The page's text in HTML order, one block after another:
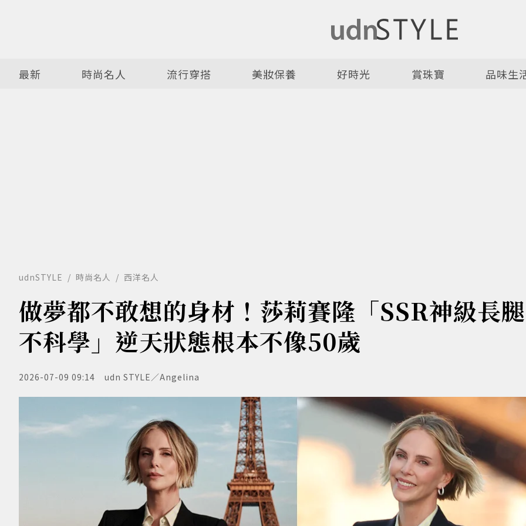
最新 時尚名人 流行穿搭 美妝保養 好時光 賞珠寶 品味生
udnSTYLE 時尚名人 西洋名人
做夢都不敢想的身材！莎莉賽隆「SSR神級長
不科學」逆天狀態根本不像50歲
2026-07-09 09:14 udn STYLE／Angelina